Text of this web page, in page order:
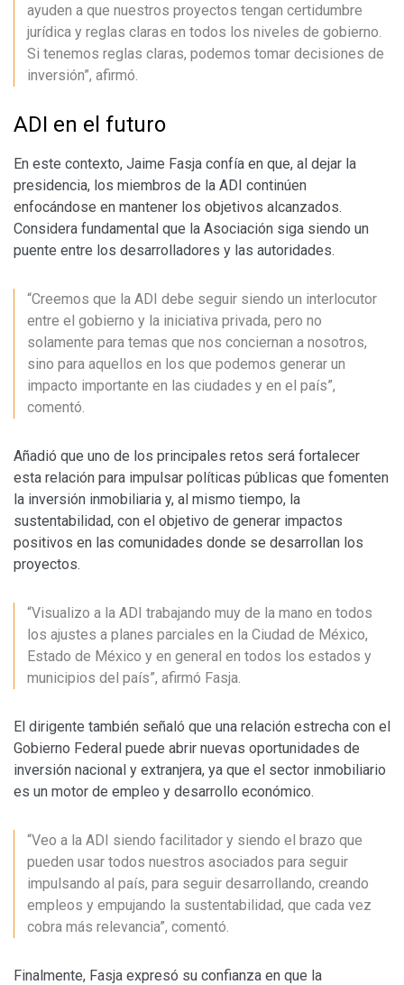
ayuden a que nuestros proyectos tengan certidumbre
jurídica y reglas claras en todos los niveles de gobierno.
Si tenemos reglas claras, podemos tomar decisiones de
inversión”, afirmó.
ADI en el futuro
En este contexto, Jaime Fasja confía en que, al dejar la
presidencia, los miembros de la ADI continúen
enfocándose en mantener los objetivos alcanzados.
Considera fundamental que la Asociación siga siendo un
puente entre los desarrolladores y las autoridades.
“Creemos que la ADI debe seguir siendo un interlocutor
entre el gobierno y la iniciativa privada, pero no
solamente para temas que nos conciernan a nosotros,
sino para aquellos en los que podemos generar un
impacto importante en las ciudades y en el país”,
comentó.
Añadió que uno de los principales retos será fortalecer
esta relación para impulsar políticas públicas que fomenten
la inversión inmobiliaria y, al mismo tiempo, la
sustentabilidad, con el objetivo de generar impactos
positivos en las comunidades donde se desarrollan los
proyectos.
“Visualizo a la ADI trabajando muy de la mano en todos
los ajustes a planes parciales en la Ciudad de México,
Estado de México y en general en todos los estados y
municipios del país”, afirmó Fasja.
El dirigente también señaló que una relación estrecha con el
Gobierno Federal puede abrir nuevas oportunidades de
inversión nacional y extranjera, ya que el sector inmobiliario
es un motor de empleo y desarrollo económico.
“Veo a la ADI siendo facilitador y siendo el brazo que
pueden usar todos nuestros asociados para seguir
impulsando al país, para seguir desarrollando, creando
empleos y empujando la sustentabilidad, que cada vez
cobra más relevancia”, comentó.
Finalmente, Fasja expresó su confianza en que la